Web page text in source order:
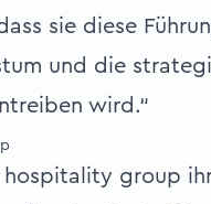
sie diese
und die
wird.“
group